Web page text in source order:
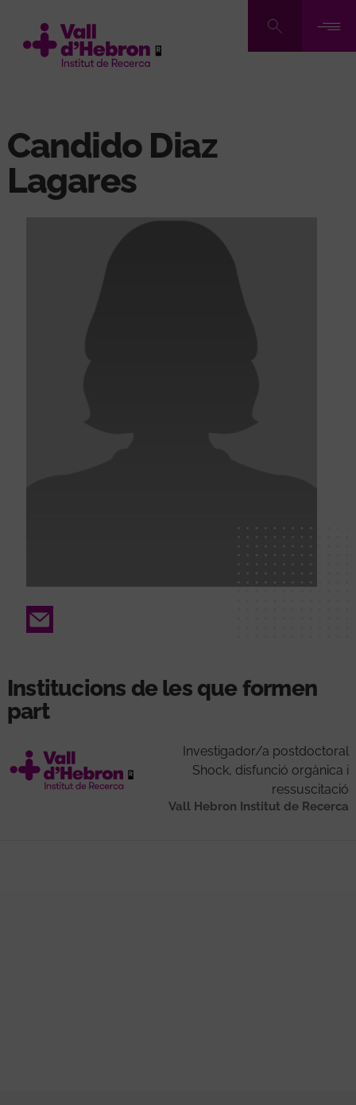
contingut
Candido Diaz
Lagares
Email
Institucions de les que formen
part
Investigador/a postdoctoral
Shock, disfunció orgànica i
ressuscitació
Vall Hebron Institut de Recerca